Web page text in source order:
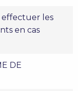
effectuer les
en cas
DE